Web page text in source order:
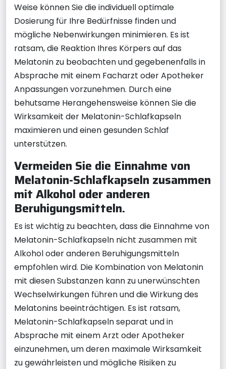
Weise können Sie die individuell optimale
Dosierung für Ihre Bedürfnisse finden und
mögliche Nebenwirkungen minimieren. Es ist
ratsam, die Reaktion Ihres Körpers auf das
Melatonin zu beobachten und gegebenenfalls in
Absprache mit einem Facharzt oder Apotheker
Anpassungen vorzunehmen. Durch eine
behutsame Herangehensweise können Sie die
Wirksamkeit der Melatonin-Schlafkapseln
maximieren und einen gesunden Schlaf
unterstützen.
Vermeiden Sie die Einnahme von
Melatonin-Schlafkapseln zusammen
mit Alkohol oder anderen
Beruhigungsmitteln.
Es ist wichtig zu beachten, dass die Einnahme von
Melatonin-Schlafkapseln nicht zusammen mit
Alkohol oder anderen Beruhigungsmitteln
empfohlen wird. Die Kombination von Melatonin
mit diesen Substanzen kann zu unerwünschten
Wechselwirkungen führen und die Wirkung des
Melatonins beeinträchtigen. Es ist ratsam,
Melatonin-Schlafkapseln separat und in
Absprache mit einem Arzt oder Apotheker
einzunehmen, um deren maximale Wirksamkeit
zu gewährleisten und mögliche Risiken zu